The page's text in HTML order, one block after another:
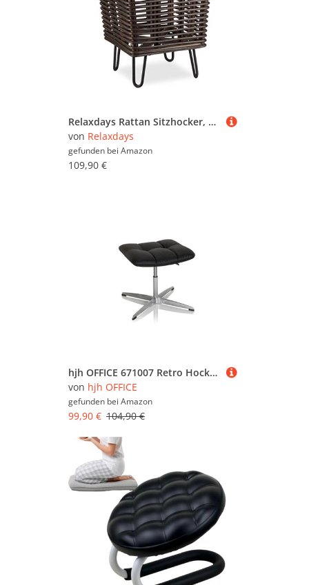
Relaxdays Rattan Sitzhocker, quadratischer Fußhocker, Design Hocker m. Metallbeinen, braun
von Relaxdays
gefunden bei Amazon
109,90 €
hjh OFFICE 671007 Retro Hocker SARANTO PU Schwarz Home-Office Sitzhocker Polsterhocker, höhenverstellbar
von hjh OFFICE
gefunden bei Amazon
99,90 € 104,90 €